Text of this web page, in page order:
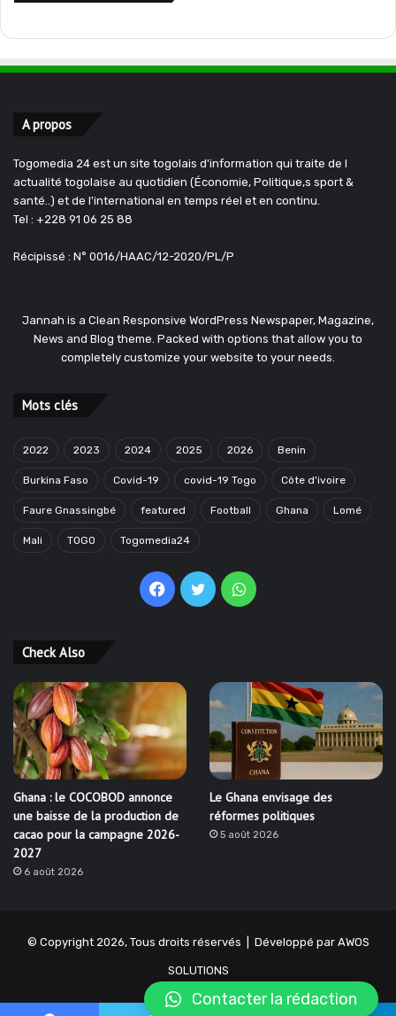
A propos
Togomedia 24 est un site togolais d'information qui traite de l
actualité togolaise au quotidien (Économie, Politique,s sport &
santé..) et de l'international en temps réel et en continu.
Tel : +228 91 06 25 88
Récipissé : N° 0016/HAAC/12-2020/PL/P
Jannah is a Clean Responsive WordPress Newspaper, Magazine,
News and Blog theme. Packed with options that allow you to
completely customize your website to your needs.
Mots clés
2022 2023 2024 2025 2026 Benin
Burkina Faso Covid-19 covid-19 Togo Côte d'ivoire
Faure Gnassingbé featured Football Ghana Lomé
Mali TOGO Togomedia24
Facebook
TwitterWhatsApp
Check Also
Ghana : le COCOBOD annonce
une baisse de la production de
cacao pour la campagne 2026-
2027
6 août 2026
Le Ghana envisage des
réformes politiques
5 août 2026
© Copyright 2026, Tous droits réservés | Développé par AWOS
SOLUTIONS
Contacter la rédaction